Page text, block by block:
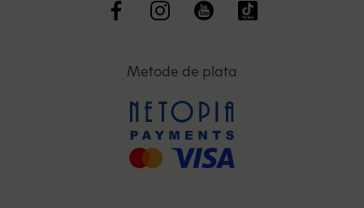
Metode de plata